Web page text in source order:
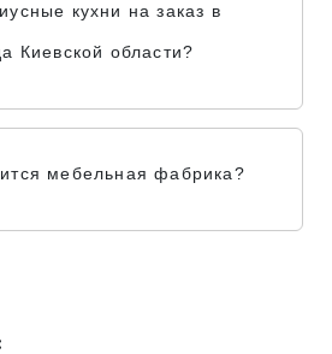
кухни на заказ в
Киевской области?
мебельная фабрика?